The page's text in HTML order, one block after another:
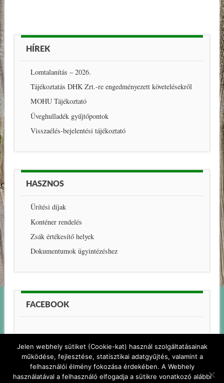
HÍREK
Lomtalanítás – 2026.
Tájékoztatás DHK Zrt.-re engedményezett követelésekről
MOHU Tájékoztató
Üveghulladék gyűjtőpontok
Visszaélés-bejelentési tájékoztató
HASZNOS
Ürítési díjak
Konténer rendelés
Zsák értékesítő helyek
Dokumentumok ügyintézéshez
FACEBOOK
Jelen webhely sütiket (Cookie-kat) használ szolgáltatásainak
működése, fejlesztése, statisztikai adatgyűjtés, valamint a
felhasználói élmény fokozása érdekében. A Webhely
használatával a felhasználó elfogadja a sütikre vonatkozó alábbi